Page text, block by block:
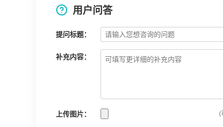
用户问答
提问标题：
补充内容：
上传图片： (